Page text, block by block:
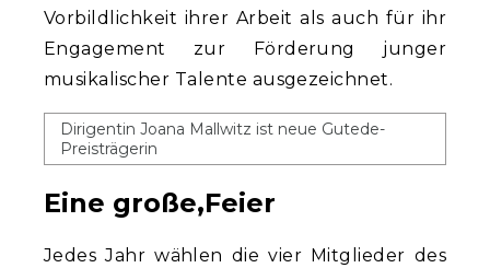
Vorbildlichkeit ihrer Arbeit als auch für ihr
Engagement zur Förderung junger
musikalischer Talente ausgezeichnet.
Dirigentin Joana Mallwitz ist neue Gutede-
Preisträgerin
Eine große,Feier
Jedes Jahr wählen die vier Mitglieder des